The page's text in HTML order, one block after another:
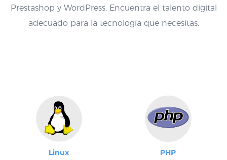
Prestashop y WordPress. Encuentra el talento digital
adecuado para la tecnología que necesitas.
Linux PHP